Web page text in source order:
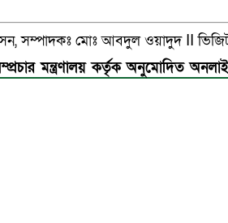
সম্পাদকঃ মোঃ আবদুল ওয়াদুদ II
মন্ত্রণালয় কর্তৃক অনুমোদিত